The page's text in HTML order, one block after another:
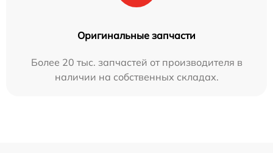
Оригинальные запчасти
Более 20 тыс. запчастей от производителя в
наличии на собственных складах.